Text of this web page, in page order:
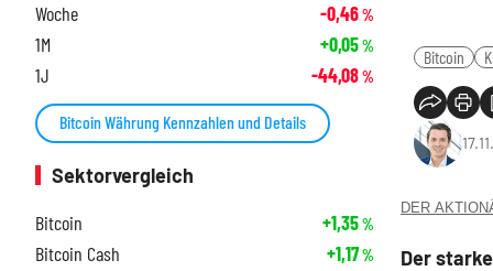
Bitcoin
DER
Der
Woche -0,46%
1M +0,05%
1J -44,08%
Bitcoin Währung Kennzahlen und Details
Sektorvergleich
Bitcoin
+1,35%
Bitcoin Cash +1,17%